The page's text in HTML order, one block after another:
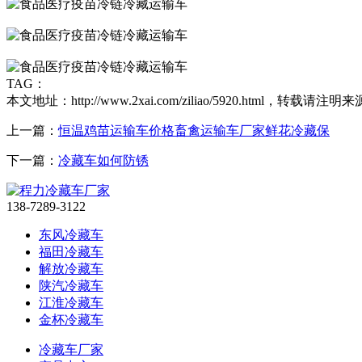
TAG：
本文地址：http://www.2xai.com/ziliao/5920.html，转载请注明来
上一篇：恒温鸡苗运输车价格畜禽运输车厂家鲜花冷藏保
下一篇： 冷藏车如何防锈
138-7289-3122
东风冷藏车
福田冷藏车
解放冷藏车
陕汽冷藏车
江淮冷藏车
金杯冷藏车
冷藏车厂家